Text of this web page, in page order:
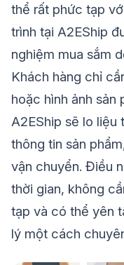
thể rất phức tạp
trình tại A2EShip
nghiệm mua sắm
Khách hàng chỉ
hoặc hình ảnh sản
A2EShip sẽ lo liệu
thông tin sản
vận chuyển. Điều
thời gian, không
tạp và có thể yên
lý một cách